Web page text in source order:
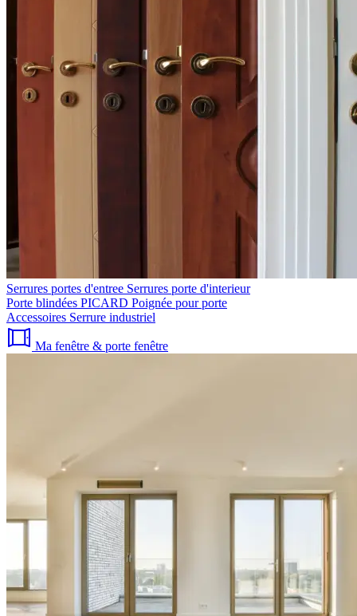
Serrures portes d'entree Serrures porte d'interieur
Porte blindées PICARD Poignée pour porte
Accessoires Serrure industriel
Ma fenêtre & porte fenêtre